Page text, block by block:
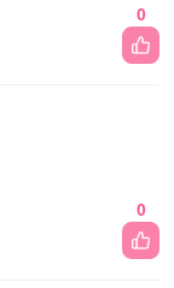
0
0